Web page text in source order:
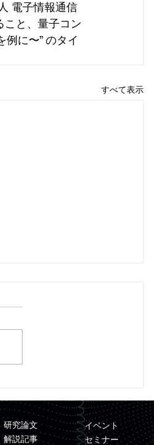
電子情報通信
こと、量子コン
に〜” のタイ
すべて表示
ュータを用いた材料シミ
ーション基盤の開発」が
事業に採択
研究論文
解説記事
イベント
セミナー